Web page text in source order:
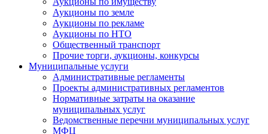
Аукционы по земле
Аукционы по рекламе
Аукционы по НТО
Общественный транспорт
Прочие торги, аукционы, конкурсы
Муниципальные услуги
Административные регламенты
Проекты административных регламентов
Нормативные затраты на оказание
муниципальных услуг
Ведомственные перечни муниципальных услуг
МФЦ